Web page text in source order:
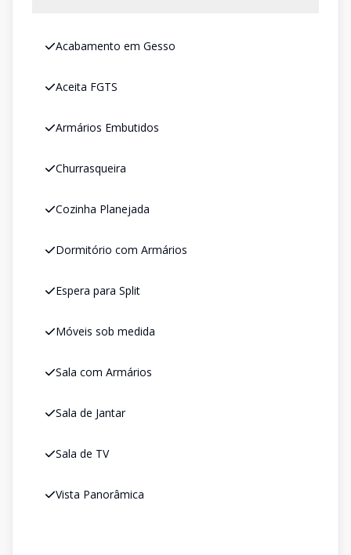
Acabamento em Gesso
Aceita FGTS
Armários Embutidos
Churrasqueira
Cozinha Planejada
Dormitório com Armários
Espera para Split
Móveis sob medida
Sala com Armários
Sala de Jantar
Sala de TV
Vista Panorâmica